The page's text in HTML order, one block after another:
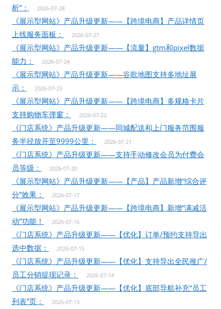
析”：
2026-07-28
《展示型网站》产品升级更新——【跨境电商】产品详情页
上线服务面板：
2026-07-27
《展示型网站》产品升级更新——【流量】gtm和pixel数据
能力：
2026-07-24
《展示型网站》产品升级更新——谷歌地图支持多地址展
示：
2026-07-23
《展示型网站》产品升级更新——【跨境电商】多规格卡片
支持购物车弹窗：
2026-07-22
《门店系统》产品升级更新——同城配送和上门服务范围服
务半径放开至9999公里：
2026-07-21
《门店系统》产品升级更新——支持手动修改会员为付费会
员等级：
2026-07-20
《展示型网站》产品升级更新——【产品】产品新增“综合评
分”效果：
2026-07-17
《展示型网站》产品升级更新——【跨境电商】新增“满减活
动”功能！
2026-07-16
《门店系统》产品升级更新——【优化】订单/预约支持导出
选中数据：
2026-07-15
《门店系统》产品升级更新——【优化】支持导出全民推广/
员工分销提现记录：
2026-07-14
《门店系统》产品升级更新——【优化】底部导航补充“员工
列表”页：
2026-07-13